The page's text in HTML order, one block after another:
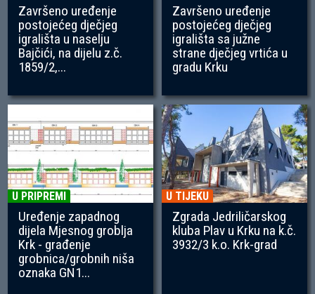
Završeno uređenje
postojećeg dječjeg
igrališta u naselju
Bajčići, na dijelu z.č.
1859/2,...
Završeno uređenje
postojećeg dječjeg
igrališta sa južne
strane dječjeg vrtića u
gradu Krku
U PRIPREMI
Uređenje zapadnog
dijela Mjesnog groblja
Krk - građenje
grobnica/grobnih niša
oznaka GN1...
U TIJEKU
Zgrada Jedriličarskog
kluba Plav u Krku na k.č.
3932/3 k.o. Krk-grad